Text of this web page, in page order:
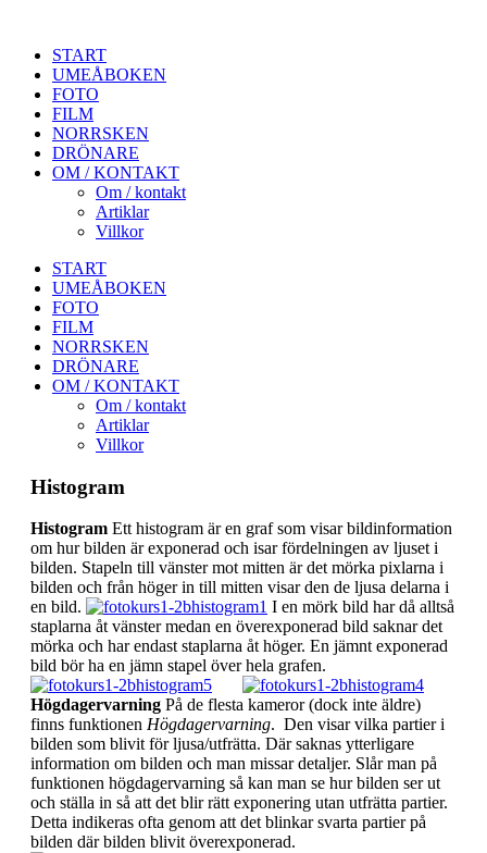
START
UMEÅBOKEN
FOTO
FILM
NORRSKEN
DRÖNARE
OM / KONTAKT
Om / kontakt
Artiklar
Villkor
START
UMEÅBOKEN
FOTO
FILM
NORRSKEN
DRÖNARE
OM / KONTAKT
Om / kontakt
Artiklar
Villkor
Histogram
Histogram Ett histogram är en graf som visar bildinformation
om hur bilden är exponerad och isar fördelningen av ljuset i
bilden. Stapeln till vänster mot mitten är det mörka pixlarna i
bilden och från höger in till mitten visar den de ljusa delarna i
en bild.
I en mörk bild har då alltså
staplarna åt vänster medan en överexponerad bild saknar det
mörka och har endast staplarna åt höger. En jämnt exponerad
bild bör ha en jämn stapel över hela grafen.
Högdagervarning På de flesta kameror (dock inte äldre)
finns funktionen Högdagervarning. Den visar vilka partier i
bilden som blivit för ljusa/utfrätta. Där saknas ytterligare
information om bilden och man missar detaljer. Slår man på
funktionen högdagervarning så kan man se hur bilden ser ut
och ställa in så att det blir rätt exponering utan utfrätta partier.
Detta indikeras ofta genom att det blinkar svarta partier på
bilden där bilden blivit överexponerad.